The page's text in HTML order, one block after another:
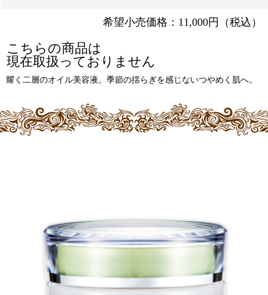
希望小売価格：11,000円（税込）
こちらの商品は
現在取扱っておりません
耀く二層のオイル美容液。季節の揺らぎを感じないつやめく肌へ。